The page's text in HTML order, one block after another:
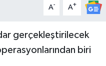
A- A+
gerçekleştirilecek
biri